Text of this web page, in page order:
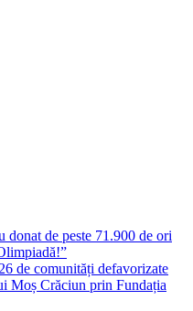
de peste 71.900 de ori
de comunități defavorizate
Moș Crăciun prin Fundația